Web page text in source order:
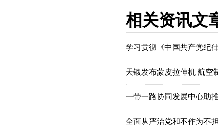
相关资讯文
学习贯彻《中国共产党纪
天锻发布蒙皮拉伸机 航空
一带一路协同发展中心助
全面从严治党和不作为不